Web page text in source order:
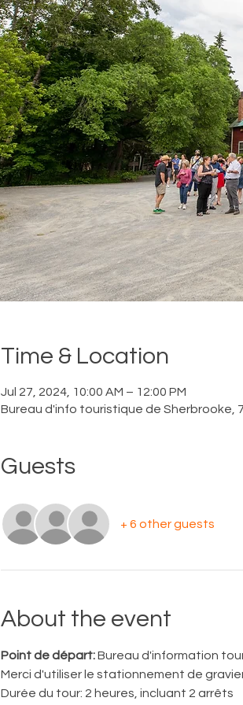
Time & Location
Jul 27, 2024, 10:00 AM – 12:00 PM
Bureau d'info touristique de Sherbrooke,
Guests
+ 6 other guests
About the event
Point de départ: Bureau d'information
Merci d'utiliser le stationnement de
Durée du tour: 2 heures, incluant 2 arrêts